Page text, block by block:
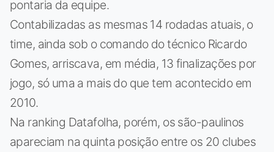
pontaria da equipe.
Contabilizadas as mesmas 14 rodadas atuais, o
time, ainda sob o comando do técnico Ricardo
Gomes, arriscava, em média, 13 finalizações por
jogo, só uma a mais do que tem acontecido em
2010.
Na ranking Datafolha, porém, os são-paulinos
apareciam na quinta posição entre os 20 clubes